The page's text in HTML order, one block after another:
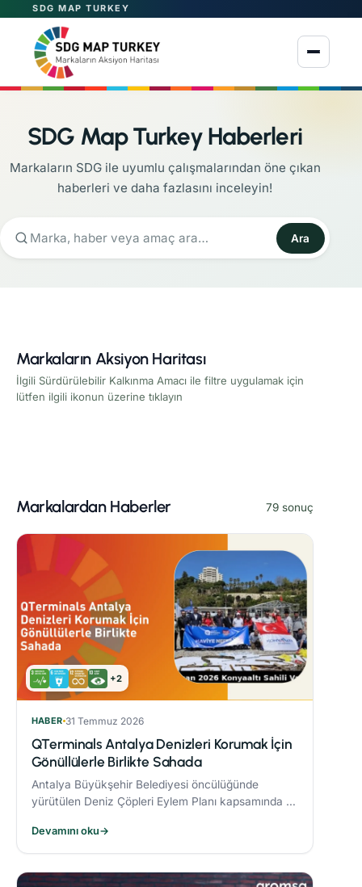
SDG MAP TURKEY
Menüyü aç
SDG Map Turkey Haberleri
Markaların SDG ile uyumlu çalışmalarından öne çıkan
haberleri ve daha fazlasını inceleyin!
Ara
Markaların Aksiyon Haritası
İlgili Sürdürülebilir Kalkınma Amacı ile filtre uygulamak için
lütfen ilgili ikonun üzerine tıklayın
Markalardan Haberler 79 sonuç
+2
HABER 31 Temmuz 2026
QTerminals Antalya Denizleri Korumak İçin
Gönüllülerle Birlikte Sahada
Antalya Büyükşehir Belediyesi öncülüğünde
yürütülen Deniz Çöpleri Eylem Planı kapsamında 11
etkinlikleri, çevre bilincinin artırılmasına önemli
katkı sağladı.
Devamını oku→